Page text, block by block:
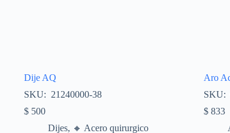
Dije AQ
SKU: 21240000-38
$ 500
Dijes, 🔸​ Acero quirurgico
Aro
SKU:
$833